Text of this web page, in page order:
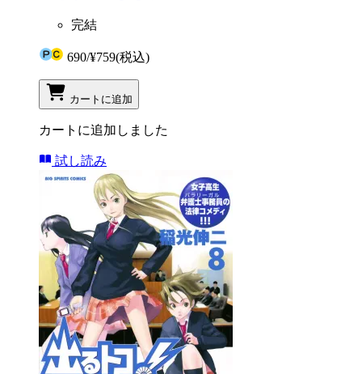
完結
690/¥759(税込)
カートに追加
カートに追加しました
試し読み